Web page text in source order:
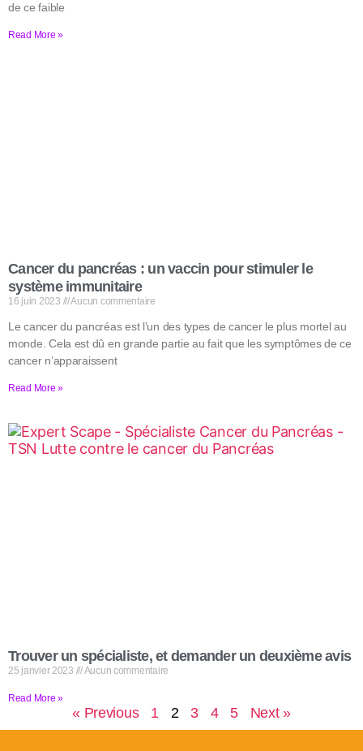
de ce faible
Read More »
Cancer du pancréas : un vaccin pour stimuler le
système immunitaire
16 juin 2023 Aucun commentaire
Le cancer du pancréas est l’un des types de cancer le plus mortel au
monde. Cela est dû en grande partie au fait que les symptômes de ce
cancer n’apparaissent
Read More »
Trouver un spécialiste, et demander un deuxième avis
25 janvier 2023 Aucun commentaire
Read More »
« Previous 1 2 3 4 5 Next »